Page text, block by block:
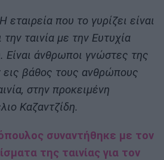
εταιρεία που το γυρίζει είναι
ταινία με την Ευτυχία
Είναι άνθρωποι γνώστες της
εις βάθος τους ανθρώπους
στην προκειμένη
Καζαντζίδη.
συναντήθηκε με τον
της ταινίας για τον